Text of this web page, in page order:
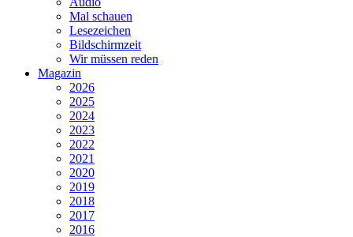
Mal schauen
Lesezeichen
Bildschirmzeit
Wir müssen reden
Magazin
2026
2025
2024
2023
2022
2021
2020
2019
2018
2017
2016